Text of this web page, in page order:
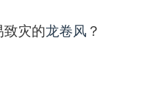
致灾的龙卷风 ？